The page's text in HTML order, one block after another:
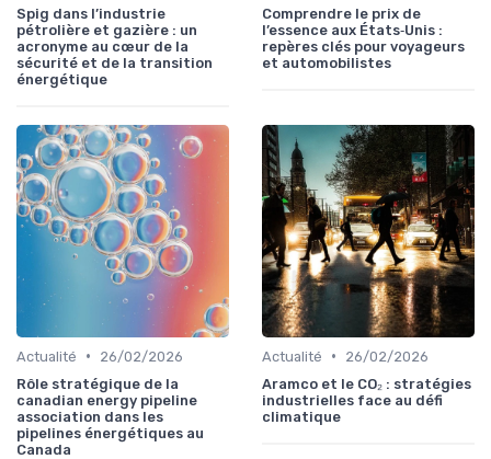
Spig dans l’industrie
pétrolière et gazière : un
acronyme au cœur de la
sécurité et de la transition
énergétique
Comprendre le prix de
l’essence aux États‑Unis :
repères clés pour voyageurs
et automobilistes
Actualité •
26/02/2026
Rôle stratégique de la
canadian energy pipeline
association dans les
pipelines énergétiques au
Canada
Actualité •
26/02/2026
Aramco et le CO₂ : stratégies
industrielles face au défi
climatique